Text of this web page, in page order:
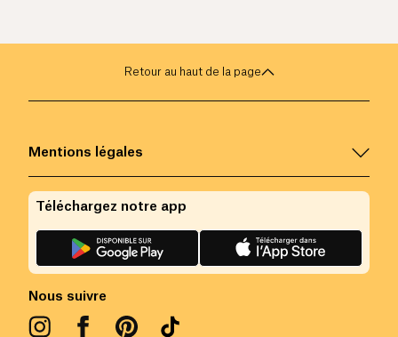
Retour au haut de la page
Mentions légales
Nous suivre
Téléchargez notre app